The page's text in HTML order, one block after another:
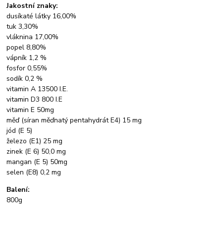
Jakostní znaky:
dusíkaté látky 16,00%
tuk 3,30%
vláknina 17,00%
popel 8,80%
vápník 1,2 %
fosfor 0,55%
sodík 0,2 %
vitamin A 13500 I.E.
vitamin D3 800 I.E
vitamin E 50mg
měď (síran měďnatý pentahydrát E4) 15 mg
jód (E 5)
železo (E1) 25 mg
zinek (E 6) 50,0 mg
mangan (E 5) 50mg
selen (E8) 0,2 mg
Balení:
800g